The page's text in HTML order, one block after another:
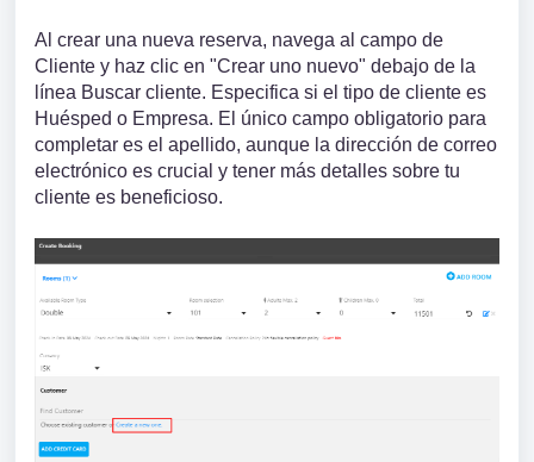
Al crear una nueva reserva, navega al campo de
Cliente y haz clic en "Crear uno nuevo" debajo de la
línea Buscar cliente. Especifica si el tipo de cliente es
Huésped o Empresa. El único campo obligatorio para
completar es el apellido, aunque la dirección de correo
electrónico es crucial y tener más detalles sobre tu
cliente es beneficioso.